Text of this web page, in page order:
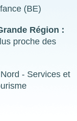
(BE)
Région :
proche des
- Services et